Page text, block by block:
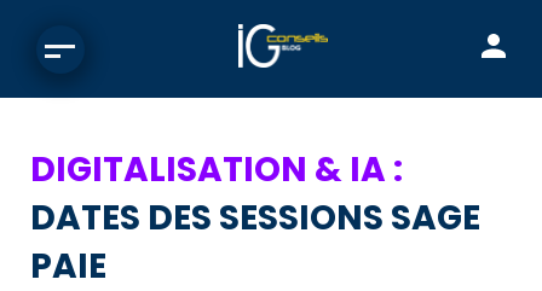
DIGITALISATION & IA :
DATES DES SESSIONS SAGE
PAIE